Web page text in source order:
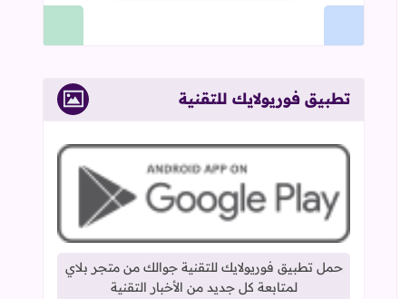
تطبيق فوريولايك للتقنية
حمل تطبيق فوريولايك للتقنية جوالك من متجر بلاي
لمتابعة كل جديد من الأخبار التقنية